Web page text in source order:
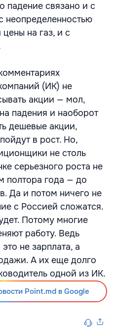
падение связано и с
на газ, и с
(ИК) не
акции — мол,
падения и наоборот
дешевые акции,
в рост. Но,
не столь
серьезного роста не
полтора года — до
Да и потом ничего не
с Россией сложатся.
Потому многие
работу. Ведь
не зарплата, а
А их еще долго
одной из ИК.
Point.md в Google